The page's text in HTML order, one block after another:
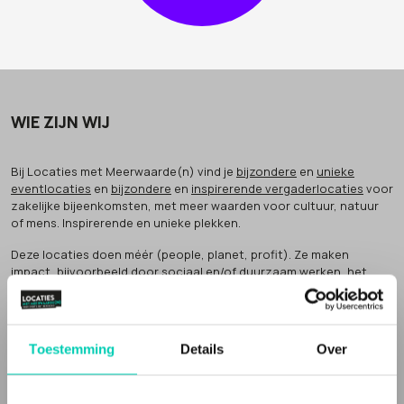
Toestemming Details Over
Mauritskazerne
Media Plaza - Polargebied Congrescentrum
Meet Berlage
Mennorode
Midden Nederland Hallen
Monte dos Três Moinhos
Music Meeting Lounge
Papageno Huis Fryslân
WIE ZIJN WIJ
Bij Locaties met Meerwaarde(n) vind je bijzondere en unieke
eventlocaties en bijzondere en inspirerende vergaderlocaties voor
zakelijke bijeenkomsten, met meer waarden voor cultuur, natuur
of mens. Inspirerende en unieke plekken.
Deze locaties doen méér (people, planet, profit). Ze maken
impact, bijvoorbeeld door sociaal en/of duurzaam werken, het
bewaken van cultureel erfgoed of het verbinden van groepen in de
samenleving.